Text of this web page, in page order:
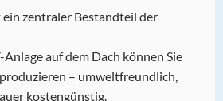
zentraler Bestandteil der
auf dem Dach können Sie
– umweltfreundlich,
kostengünstig.